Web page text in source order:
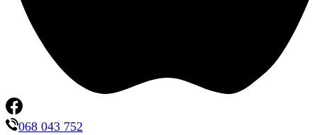
068 043 752